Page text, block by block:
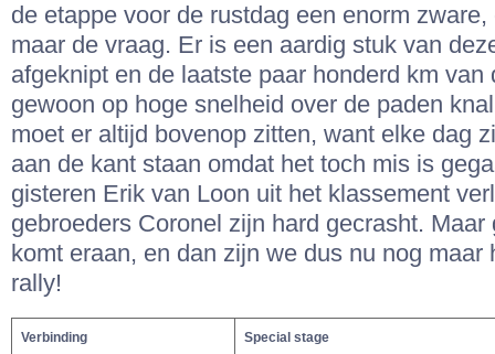
de etappe voor de rustdag een enorm
maar de vraag. Er is een aardig stuk van
afgeknipt en de laatste paar honderd km van
gewoon op hoge snelheid over de paden
moet er altijd bovenop zitten, want elke dag
aan de kant staan omdat het toch mis is
gisteren Erik van Loon uit het klassement
gebroeders Coronel zijn hard gecrasht. Maar
komt eraan, en dan zijn we dus nu nog maar
rally!
Verbinding Special stage